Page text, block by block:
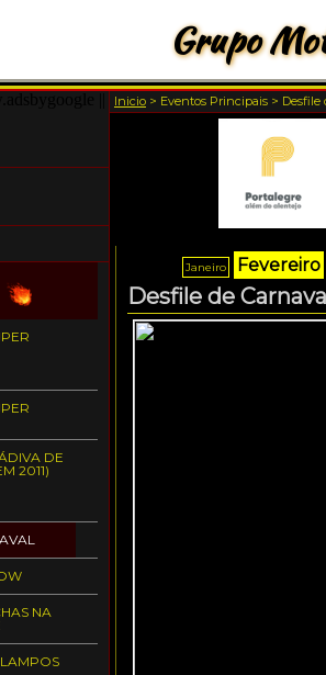
Grupo
DE
2011)
NA
Inicio > Eventos Principais > Desfile
Janeiro Fevereiro
Desfile de